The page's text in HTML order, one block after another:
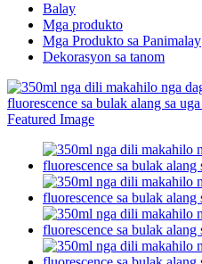
Balay
Mga produkto
Mga Produkto sa Panimalay
Dekorasyon sa tanom